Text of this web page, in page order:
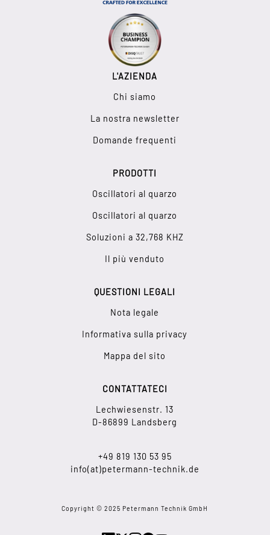
L'AZIENDA
Chi siamo
La nostra newsletter
Domande frequenti
PRODOTTI
Oscillatori al quarzo
Oscillatori al quarzo
Soluzioni a 32,768 KHZ
Il più venduto
QUESTIONI LEGALI
Nota legale
Informativa sulla privacy
Mappa del sito
CONTATTATECI
Lechwiesenstr. 13
D-86899 Landsberg
+49 819 130 53 95
info(at)petermann-technik.de
Copyright © 2025 Petermann Technik GmbH